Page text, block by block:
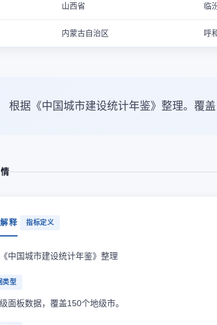
山西省 临
内蒙古自治区 呼
根据《中国城市建设统计年鉴》整理。覆盖
释 指标定义
中国城市建设统计年鉴》整理
类型
面板数据，覆盖150个地级市。